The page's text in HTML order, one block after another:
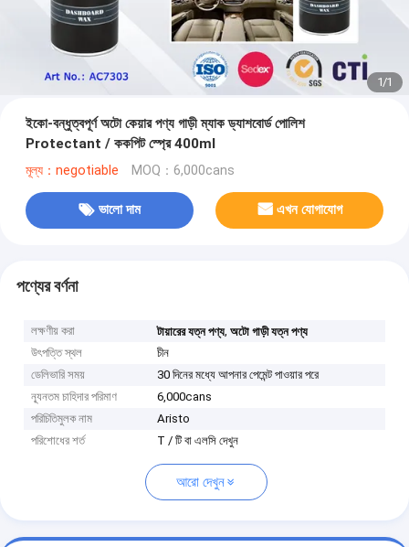
1/1
ইকো-বন্ধুত্বপূর্ণ অটো কেয়ার পণ্য গাড়ী ম্যাক ড্যাশবোর্ড পোলিশ
Protectant / ককপিট স্প্রে 400ml
মূল্য：negotiable MOQ：6,000cans
ভালো দাম এখন যোগাযোগ
পণ্যের বর্ণনা
লক্ষণীয় করা টায়ারের যত্ন পণ্য,অটো গাড়ী যত্ন পণ্য
উৎপত্তি স্থল
চীন
ডেলিভারি সময়
30 দিনের মধ্যে আপনার পেমেন্ট পাওয়ার পরে
ন্যূনতম চাহিদার পরিমাণ
6,000cans
পরিচিতিমুলক নাম
Aristo
পরিশোধের শর্ত
T / টি বা এলসি দেখুন
আরো দেখুন